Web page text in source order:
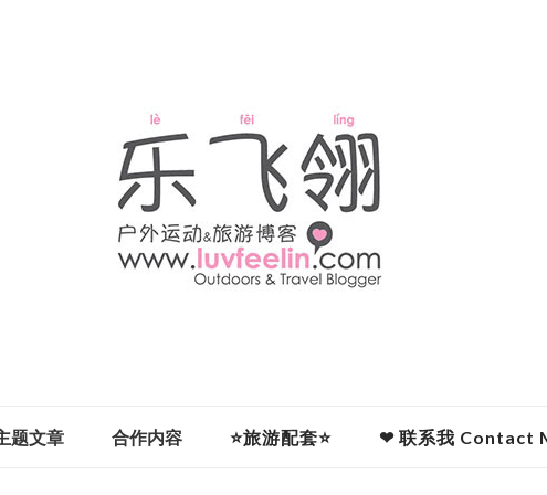
题文章 合作内容 ⭐旅游配套⭐ ❤ 联系我 Contact